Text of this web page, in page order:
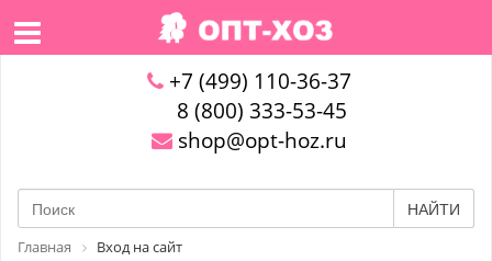
+7 (499) 110-36-37
8 (800) 333-53-45
shop@opt-hoz.ru
НАЙТИ
Главная Вход на сайт